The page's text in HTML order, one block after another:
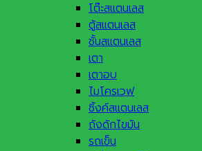
โต๊ะสแตนเลส
ตู้สแตนเลส
ชั้นสแตนเลส
เตา
เตาอบ
ไมโครเวฟ
ซิ้งค์สแตนเลส
ถังดักไขมัน
รถเข็น